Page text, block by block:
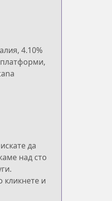
4.10%
да
над сто
кликнете и